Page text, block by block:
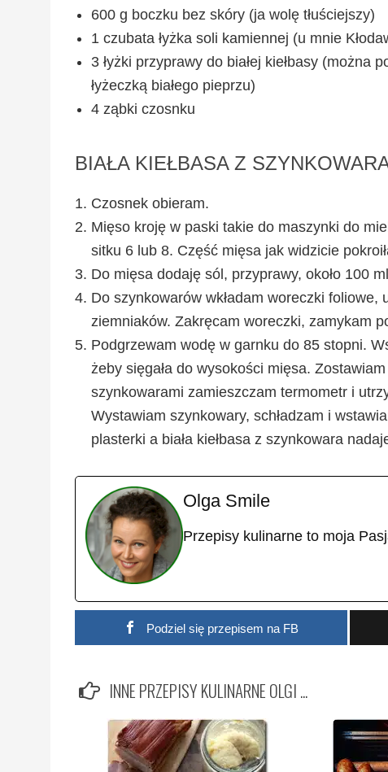
600 g boczku bez skóry (ja wolę tłuściejszy)
1 czubata łyżka soli kamiennej (u mnie
3 łyżki przyprawy do białej kiełbasy (można
łyżeczką białego pieprzu)
4 ząbki czosnku
BIAŁA KIEŁBASA Z
Czosnek obieram.
Mięso kroję w paski takie do maszynki do
sitku 6 lub 8. Część mięsa jak widzicie
Do mięsa dodaję sól, przyprawy, około 100
Do szynkowarów wkładam woreczki foliowe,
ziemniaków. Zakręcam woreczki, zamykam
Podgrzewam wodę w garnku do 85 stopni.
żeby sięgała do wysokości mięsa.
szynkowarami zamieszczam termometr i
Wystawiam szynkowary, schładzam i
plasterki a biała kiełbasa z szynkowara
Olga Smile
Przepisy kulinarne to moja
Podziel się przepisem na FB
INNE PRZEPISY KULINARNE OLGI ...